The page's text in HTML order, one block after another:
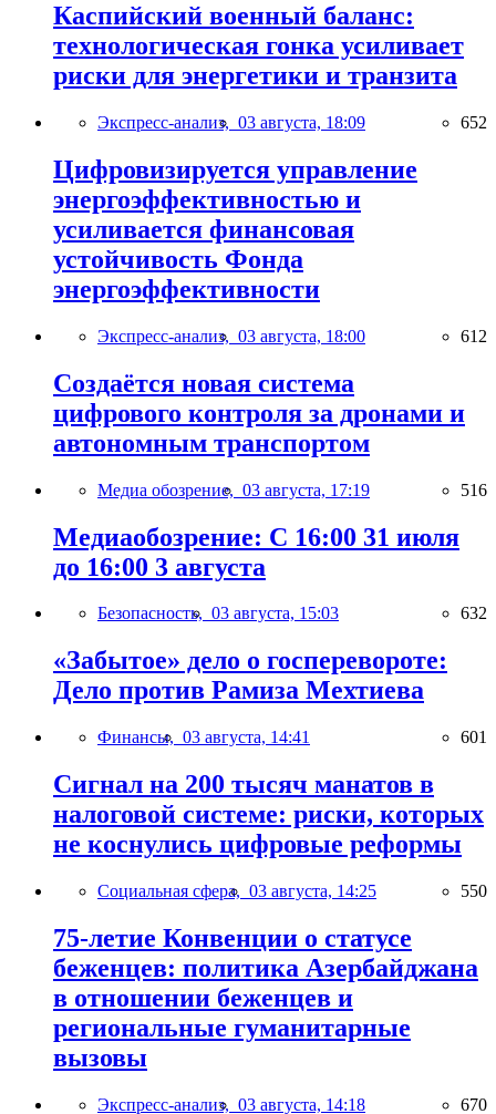
Каспийский военный баланс:
технологическая гонка усиливает
риски для энергетики и транзита
Экспресс-анализ, 03 августа, 18:09 652
Цифровизируется управление
энергоэффективностью и
усиливается финансовая
устойчивость Фонда
энергоэффективности
Экспресс-анализ, 03 августа, 18:00 612
Создаётся новая система
цифрового контроля за дронами и
автономным транспортом
Медиа обозрение, 03 августа, 17:19 516
Медиаобозрение: С 16:00 31 июля
до 16:00 3 августа
Безопасность, 03 августа, 15:03 632
«Забытое» дело о госперевороте:
Дело против Рамиза Мехтиева
Финансы, 03 августа, 14:41 601
Сигнал на 200 тысяч манатов в
налоговой системе: риски, которых
не коснулись цифровые реформы
Социальная сфера, 03 августа, 14:25 550
75-летие Конвенции о статусе
беженцев: политика Азербайджана
в отношении беженцев и
региональные гуманитарные
вызовы
Экспресс-анализ, 03 августа, 14:18 670